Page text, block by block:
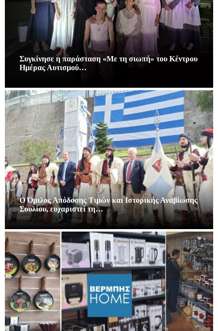
Συγκίνησε η παράσταση «Με τη σιωπή» του Κέντρου
Ημέρας Αυτισμού…
Ο Όμιλος Απόδοσης Τιμών και Ιστορικής Αναβίωσης
Σουλίου, ευχαριστεί τη…